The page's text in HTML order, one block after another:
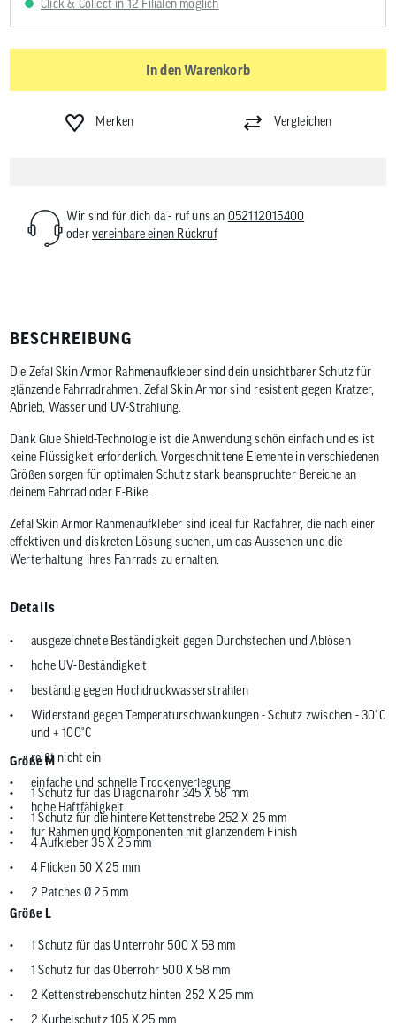
Click & Collect in 12 Filialen möglich
In den Warenkorb
Merken Vergleichen
Wir sind für dich da - ruf uns an 052112015400
odervereinbare einen Rückruf
BESCHREIBUNG
Die Zefal Skin Armor Rahmenaufkleber sind dein unsichtbarer Schutz für
glänzende Fahrradrahmen. Zefal Skin Armor sind resistent gegen Kratzer,
Abrieb, Wasser und UV-Strahlung.
Dank Glue Shield-Technologie ist die Anwendung schön einfach und es ist
keine Flüssigkeit erforderlich. Vorgeschnittene Elemente in verschiedenen
Größen sorgen für optimalen Schutz stark beanspruchter Bereiche an
deinem Fahrrad oder E-Bike.
Zefal Skin Armor Rahmenaufkleber sind ideal für Radfahrer, die nach einer
effektiven und diskreten Lösung suchen, um das Aussehen und die
Werterhaltung ihres Fahrrads zu erhalten.
Details
ausgezeichnete Beständigkeit gegen Durchstechen und Ablösen
hohe UV-Beständigkeit
beständig gegen Hochdruckwasserstrahlen
Widerstand gegen Temperaturschwankungen - Schutz zwischen - 30°C
und + 100°C
reißt nicht ein
einfache und schnelle Trockenverlegung
hohe Haftfähigkeit
für Rahmen und Komponenten mit glänzendem Finish
Größe M
1 Schutz für das Diagonalrohr 345 X 58 mm
1 Schutz für die hintere Kettenstrebe 252 X 25 mm
4 Aufkleber 35 X 25 mm
4 Flicken 50 X 25 mm
2 Patches Ø 25 mm
Größe L
1 Schutz für das Unterrohr 500 X 58 mm
1 Schutz für das Oberrohr 500 X 58 mm
2 Kettenstrebenschutz hinten 252 X 25 mm
2 Kurbelschutz 105 X 25 mm